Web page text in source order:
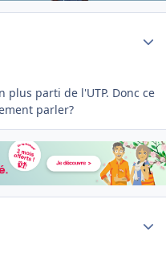
plus parti de l'UTP. Donc ce
parler?